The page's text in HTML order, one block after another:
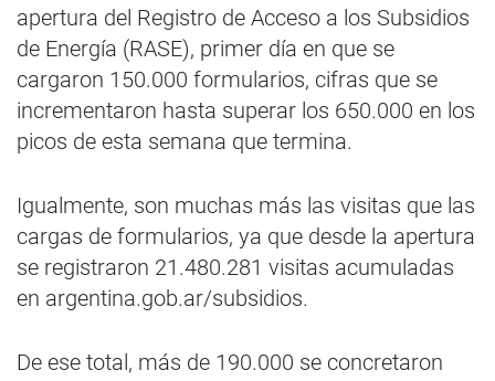
apertura del Registro de Acceso a los Subsidios
de Energía (RASE), primer día en que se
cargaron 150.000 formularios, cifras que se
incrementaron hasta superar los 650.000 en los
picos de esta semana que termina.
Igualmente, son muchas más las visitas que las
cargas de formularios, ya que desde la apertura
se registraron 21.480.281 visitas acumuladas
en argentina.gob.ar/subsidios.
De ese total, más de 190.000 se concretaron